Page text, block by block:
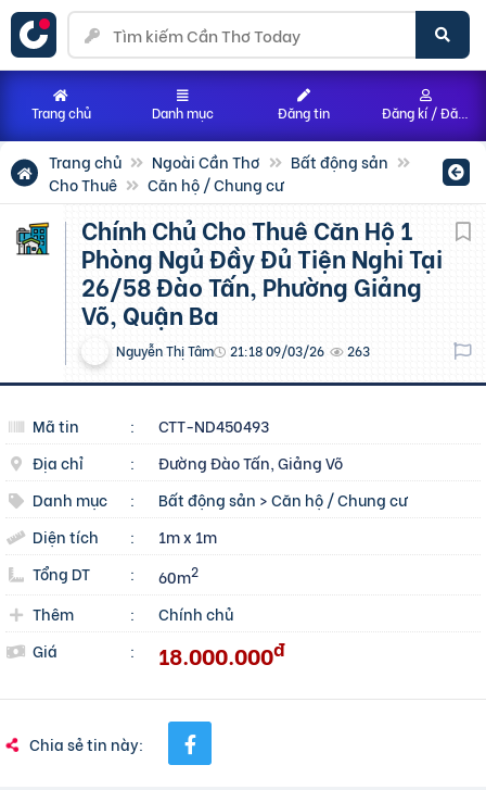
Trang chủ Ngoài Cần Thơ
Bất động sản
Cho Thuê
Căn hộ / Chung cư
Chính Chủ Cho Thuê Căn Hộ 1
Phòng Ngủ Đầy Đủ Tiện Nghi Tại
26/58 Đào Tấn, Phường Giảng
Võ, Quận Ba
Nguyễn Thị Tâm 21:18 09/03/26 263
Mã tin :
CTT-ND450493
Địa chỉ
:
Đường Đào Tấn, Giảng Võ
Danh mục
: Bất động sản >Căn hộ / Chung cư
Diện tích
:
1m x 1m
Tổng DT
: 60m2
Thêm :
Chính chủ
Giá
: 18.000.000đ
Chia sẻ tin này:
Trang chủ Danh mục Đăng tin